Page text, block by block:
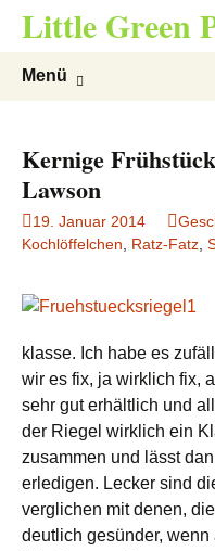
Little Green
Menü
Kernige
Lawson
19. Januar 2014
Kochlöffelchen
Ratz-Fatz
klasse. Ich habe es
wir es fix, ja wirklich fix,
sehr gut erhältlich und
der Riegel wirklich ein
zusammen und lässt
erledigen. Lecker sind
verglichen mit denen,
deutlich gesünder,